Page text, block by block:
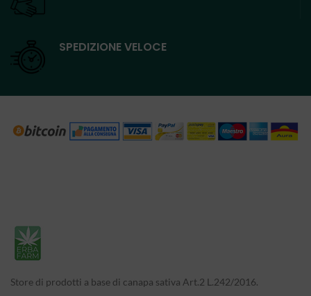
SPEDIZIONE VELOCE
Store di prodotti a base di canapa sativa Art.2 L.242/2016.